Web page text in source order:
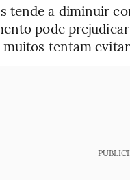
tende a diminuir
pode
tentam